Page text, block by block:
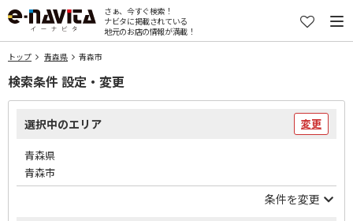
さぁ、今すぐ検索！
ナビタに掲載されている
地元のお店の情報が満載！
トップ 青森県 青森市
検索条件 設定・変更
選択中のエリア 変更
青森県
青森市
条件を変更